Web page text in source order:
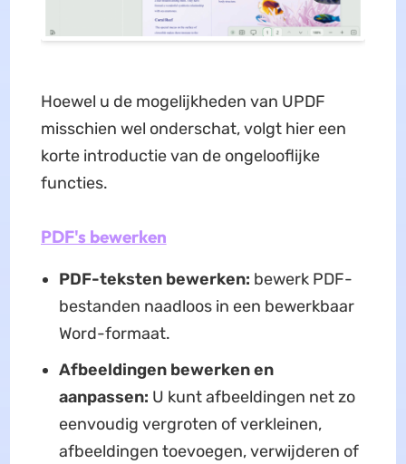
Hoewel u de mogelijkheden van UPDF
misschien wel onderschat, volgt hier een
korte introductie van de ongelooflijke
functies.
PDF's bewerken
PDF-teksten bewerken: bewerk PDF-
bestanden naadloos in een bewerkbaar
Word-formaat.
Afbeeldingen bewerken en
aanpassen: U kunt afbeeldingen net zo
eenvoudig vergroten of verkleinen,
afbeeldingen toevoegen, verwijderen of